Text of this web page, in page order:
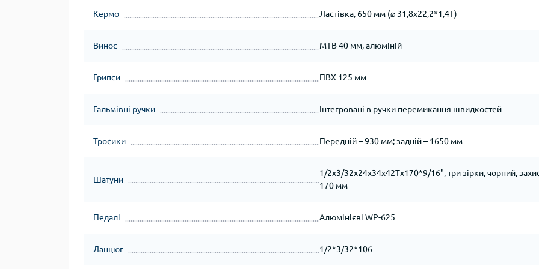
Кермо Ластівка, 650 мм (⌀ 31,8х22,2*1,4Т)
Винос МТВ 40 мм, алюміній
Грипси ПВХ 125 мм
Гальмівні ручки Інтегровані в ручки перемикання швидкостей
Тросики Передній – 930 мм; задній – 1650 мм
Шатуни
1/2х3/32х24х34х42Tх170*9/16", три зірки, чорний,
170 мм
Педалі Алюмінієві WP-625
Ланцюг 1/2*3/32*106